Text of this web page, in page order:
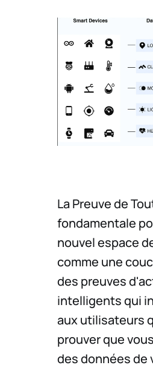
La Preuve de
fondamentale
nouvel espace
comme une
des preuves
intelligents qui
aux utilisateurs
prouver que
des données de